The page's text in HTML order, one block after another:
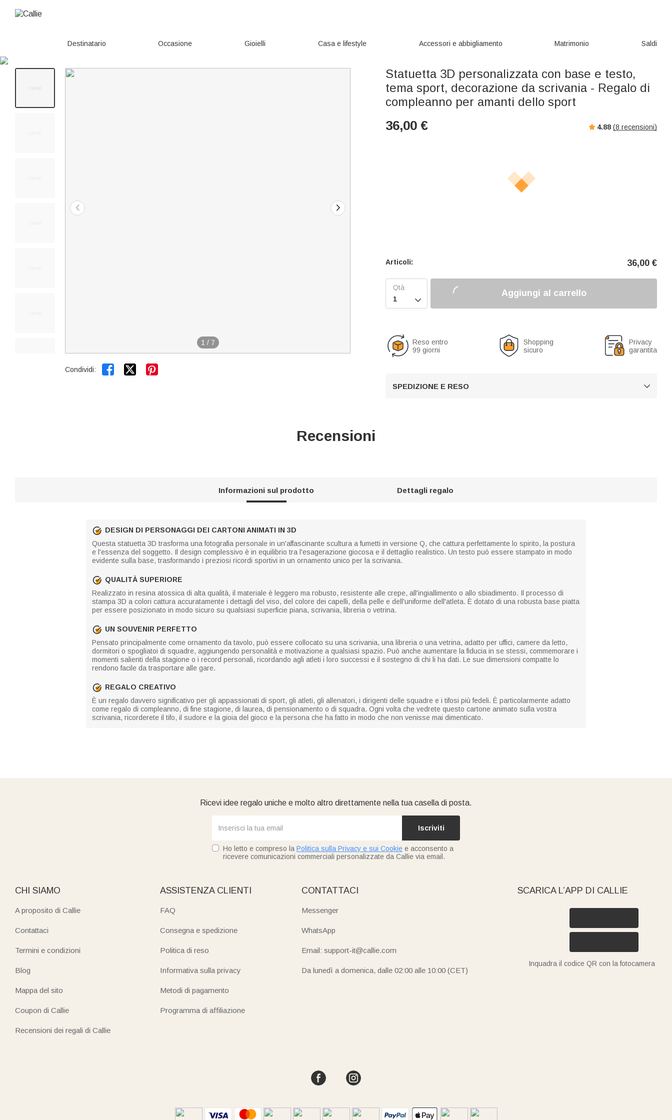
Destinatario Occasione Gioielli Casa e lifestyle Accessori e abbigliamento Matrimonio Saldi
1 / 7
Condividi:  
Statuetta 3D personalizzata con base e testo,
tema sport, decorazione da scrivania - Regalo di
compleanno per amanti dello sport
36,00 € 4.88 (8 recensioni)
Articoli: 36,00 €

Aggiungi al carrello
Reso entro
99 giorni
Shopping
sicuro
Privacy
garantita
SPEDIZIONE E RESO 
Recensioni
Informazioni sul prodotto Dettagli regalo
DESIGN DI PERSONAGGI DEI CARTONI ANIMATI IN 3D
Questa statuetta 3D trasforma una fotografia personale in un'affascinante scultura a fumetti in versione Q, che cattura perfettamente lo spirito, la postura
e l'essenza del soggetto. Il design complessivo è in equilibrio tra l'esagerazione giocosa e il dettaglio realistico. Un testo può essere stampato in modo
evidente sulla base, trasformando i preziosi ricordi sportivi in un ornamento unico per la scrivania.
QUALITÀ SUPERIORE
Realizzato in resina atossica di alta qualità, il materiale è leggero ma robusto, resistente alle crepe, all'ingiallimento o allo sbiadimento. Il processo di
stampa 3D a colori cattura accuratamente i dettagli del viso, del colore dei capelli, della pelle e dell'uniforme dell'atleta. È dotato di una robusta base piatta
per essere posizionato in modo sicuro su qualsiasi superficie piana, scrivania, libreria o vetrina.
UN SOUVENIR PERFETTO
Pensato principalmente come ornamento da tavolo, può essere collocato su una scrivania, una libreria o una vetrina, adatto per uffici, camere da letto,
dormitori o spogliatoi di squadre, aggiungendo personalità e motivazione a qualsiasi spazio. Può anche aumentare la fiducia in se stessi, commemorare i
momenti salienti della stagione o i record personali, ricordando agli atleti i loro successi e il sostegno di chi li ha dati. Le sue dimensioni compatte lo
rendono facile da trasportare alle gare.
REGALO CREATIVO
È un regalo davvero significativo per gli appassionati di sport, gli atleti, gli allenatori, i dirigenti delle squadre e i tifosi più fedeli. È particolarmente adatto
come regalo di compleanno, di fine stagione, di laurea, di pensionamento o di squadra. Ogni volta che vedrete questo cartone animato sulla vostra
scrivania, ricorderete il tifo, il sudore e la gioia del gioco e la persona che ha fatto in modo che non venisse mai dimenticato.
Ricevi idee regalo uniche e molto altro direttamente nella tua casella di posta.
Iscriviti
Ho letto e compreso la Politica sulla Privacy e sui Cookie e acconsento a
ricevere comunicazioni commerciali personalizzate da Callie via email.
CHI SIAMO
A proposito di Callie
Contattaci
Termini e condizioni
Blog
Mappa del sito
Coupon di Callie
Recensioni dei regali di Callie
ASSISTENZA CLIENTI
FAQ
Consegna e spedizione
Politica di reso
Informativa sulla privacy
Metodi di pagamento
Programma di affiliazione
CONTATTACI
Messenger
WhatsApp
Email: support-it@callie.com
Da lunedì a domenica, dalle 02:00 alle 10:00 (CET)
SCARICA L’APP DI CALLIE
Inquadra il codice QR con la fotocamera